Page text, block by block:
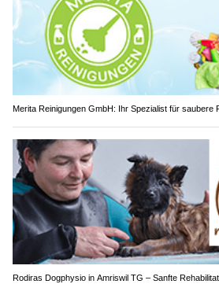
Merita Reinigungen GmbH: Ihr Spezialist für saubere
Rodiras Dogphysio in Amriswil TG – Sanfte